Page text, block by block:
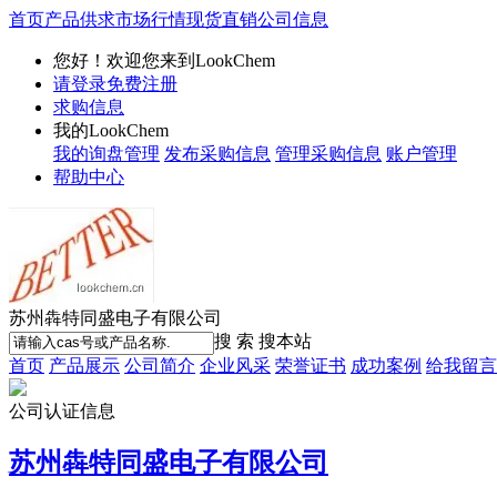
首页产品供求市场行情现货直销公司信息
您好！欢迎您来到LookChem
请登录免费注册
求购信息
我的LookChem
我的询盘管理 发布采购信息 管理采购信息 账户管理
帮助中心
苏州犇特同盛电子有限公司
搜 索 搜本站
首页 产品展示 公司简介 企业风采 荣誉证书 成功案例 给我留言
公司认证信息
苏州犇特同盛电子有限公司